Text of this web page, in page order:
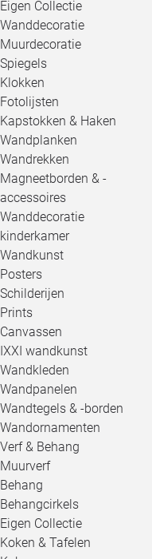
Eigen Collectie
Wanddecoratie
Muurdecoratie
Spiegels
Klokken
Fotolijsten
Kapstokken & Haken
Wandplanken
Wandrekken
Magneetborden & -
accessoires
Wanddecoratie
kinderkamer
Wandkunst
Posters
Schilderijen
Prints
Canvassen
IXXI wandkunst
Wandkleden
Wandpanelen
Wandtegels & -borden
Wandornamenten
Verf & Behang
Muurverf
Behang
Behangcirkels
Eigen Collectie
Koken & Tafelen